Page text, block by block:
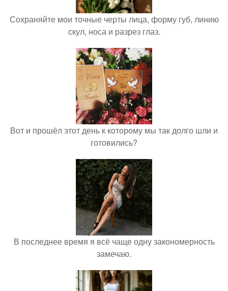
Сохраняйте мои точные черты лица, форму губ, линию
скул, носа и разрез глаз.
Вот и прошёл этот день к которому мы так долго шли и
готовились?
В последнее время я всё чаще одну закономерность
замечаю.